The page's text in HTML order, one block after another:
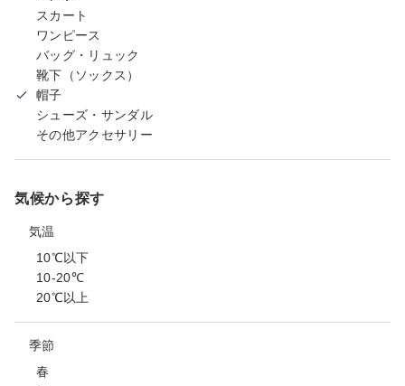
スカート
ワンピース
バッグ・リュック
靴下（ソックス）
帽子
シューズ・サンダル
その他アクセサリー
気候から探す
気温
10℃以下
10-20℃
20℃以上
季節
春